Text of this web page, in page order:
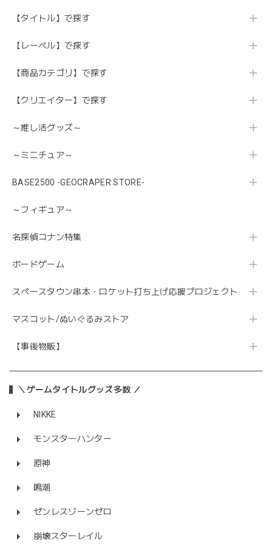
【タイトル】で探す
【レーベル】で探す
【商品カテゴリ】で探す
【クリエイター】で探す
～推し活グッズ～
～ミニチュア～
BASE2500 -GEOCRAPER STORE-
～フィギュア～
名探偵コナン特集
ボードゲーム
スペースタウン串本・ロケット打ち上げ応援プロジェクト
マスコット/ぬいぐるみストア
【事後物販】
＼ゲームタイトルグッズ多数 ／
NIKKE
モンスターハンター
原神
鳴潮
ゼンレスゾーンゼロ
崩壊スターレイル